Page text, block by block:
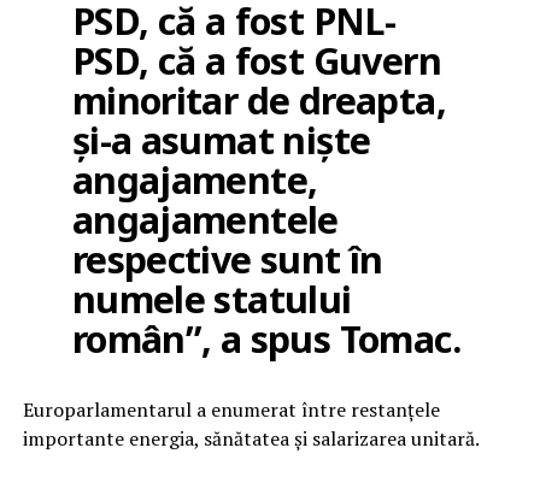
PSD, că a fost PNL-
PSD, că a fost Guvern
minoritar de dreapta,
și-a asumat niște
angajamente,
angajamentele
respective sunt în
numele statului
român”, a spus Tomac.
Europarlamentarul a enumerat între restanțele
importante energia, sănătatea și salarizarea unitară.